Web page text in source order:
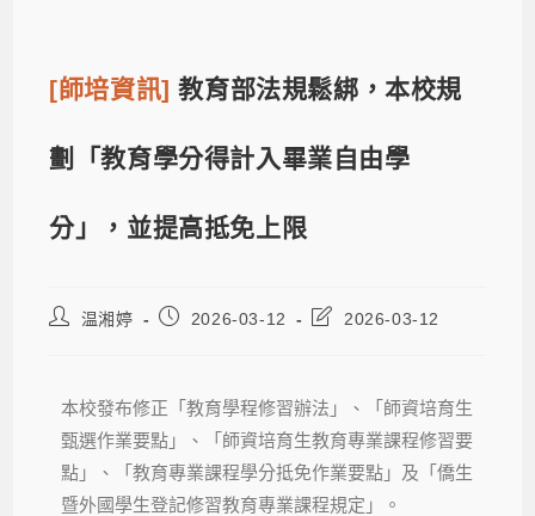
[師培資訊]教育部法規鬆綁，本校規
劃「教育學分得計入畢業自由學
分」，並提高抵免上限
温湘婷 2026-03-12 2026-03-12
本校發布修正「教育學程修習辦法」、「師資培育生
甄選作業要點」、「師資培育生教育專業課程修習要
點」、「教育專業課程學分抵免作業要點」及「僑生
暨外國學生登記修習教育專業課程規定」。